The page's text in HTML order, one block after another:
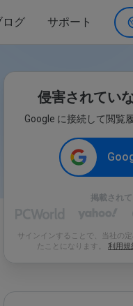
ログ サポート
侵害されてい
Google に接続して閲覧
掲載され
サインインすることで、当社の
たことになります。 利用規